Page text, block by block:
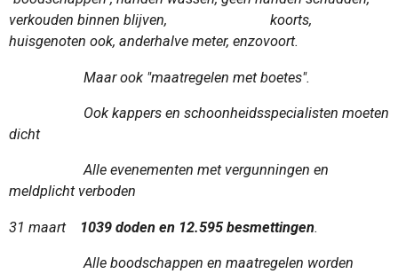
verkouden binnen blijven, koorts,
huisgenoten ook, anderhalve meter, enzovoort.
Maar ook "maatregelen met boetes".
Ook kappers en schoonheidsspecialisten moeten
dicht
Alle evenementen met vergunningen en
meldplicht verboden
31 maart 1039 doden en 12.595 besmettingen.
Alle boodschappen en maatregelen worden